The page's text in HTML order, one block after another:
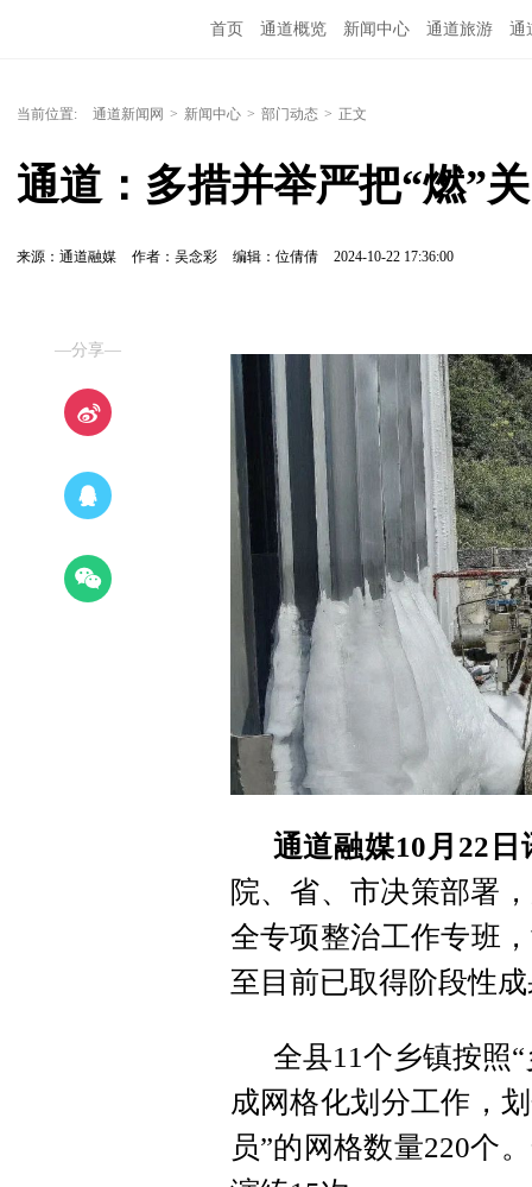
首页 通道概览 新闻中心 通道旅游 通
当前位置: 通道新闻网 > 新闻中心 > 部门动态 > 正文
通道：多措并举严把“燃”
来源：通道融媒 作者：吴念彩 编辑：位倩倩 2024-10-22 17:36:00
—分享—
通道融媒10月22日
院、省、市决策部署
全专项整治工作专班
至目前已取得阶段性
全县11个乡镇按照
成网格化划分工作，
员”的网格数量220个